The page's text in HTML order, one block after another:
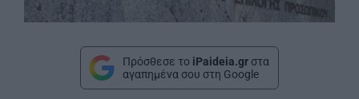
Πρόσθεσε το iPaideia.gr στα
αγαπημένα σου στη Google